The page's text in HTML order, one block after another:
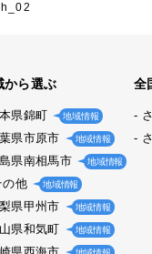
から選ぶ
県錦町 地域情報
県市原市 地域情報
県南相馬市 地域情報
の他 地域情報
県甲州市 地域情報
県和気町 地域情報
全